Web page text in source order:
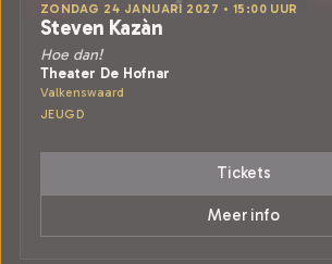
ZONDAG 24 JANUARI 2027 • 15:00 UUR
Steven Kazàn
Hoe dan!
Theater De Hofnar
Valkenswaard
JEUGD
Tickets
Meer info